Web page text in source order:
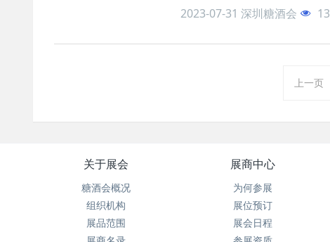
2023-07-31 深圳糖酒会
上一页
心展馆展位：食品饮料馆
心展馆展位：
关于展会
糖酒会概况
组织机构
展品范围
展商中心
为何参展
展位预订
展会日程